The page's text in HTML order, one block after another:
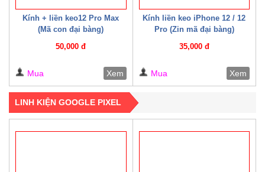
Kính + liền keo12 Pro Max
(Mã con đại bàng)
50,000 đ
Mua Xem
Kính liền keo iPhone 12 / 12
Pro (Zin mã đại bàng)
35,000 đ
Mua Xem
LINH KIỆN GOOGLE PIXEL